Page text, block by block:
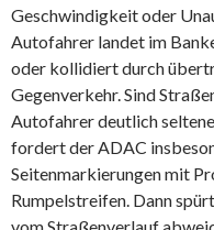
Geschwindigkeit oder
Autofahrer landet im
oder kollidiert durch
Gegenverkehr. Sind
Autofahrer deutlich
fordert der ADAC
Seitenmarkierungen mit
Rumpelstreifen. Dann